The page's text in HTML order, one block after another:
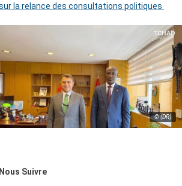
la relance des consultations politiques
© (DR)
Nous Suivre